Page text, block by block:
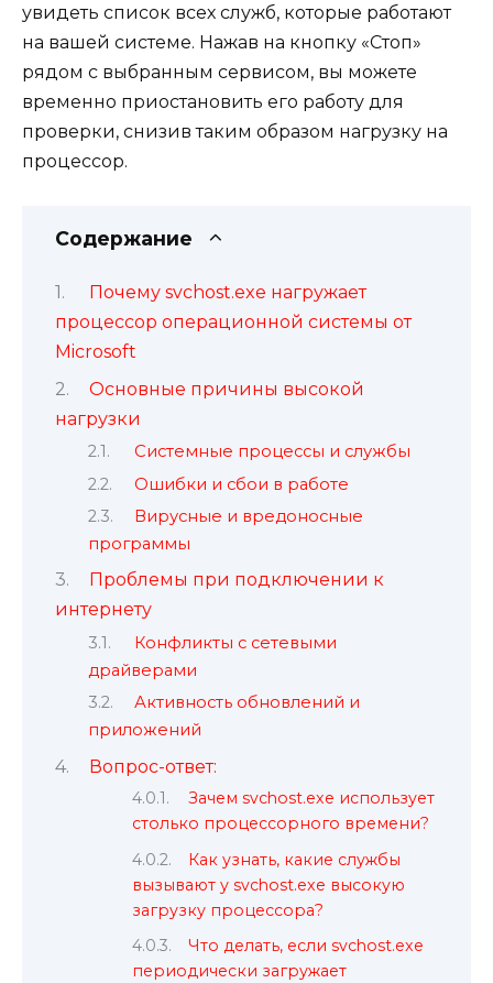
увидеть список всех служб, которые работают
на вашей системе. Нажав на кнопку «Стоп»
рядом с выбранным сервисом, вы можете
временно приостановить его работу для
проверки, снизив таким образом нагрузку на
процессор.
Содержание
Почему svchost.exe нагружает
процессор операционной системы от
Microsoft
Основные причины высокой
нагрузки
Системные процессы и службы
Ошибки и сбои в работе
Вирусные и вредоносные
программы
Проблемы при подключении к
интернету
Конфликты с сетевыми
драйверами
Активность обновлений и
приложений
Вопрос-ответ:
Зачем svchost.exe использует
столько процессорного времени?
Как узнать, какие службы
вызывают у svchost.exe высокую
загрузку процессора?
Что делать, если svchost.exe
периодически загружает